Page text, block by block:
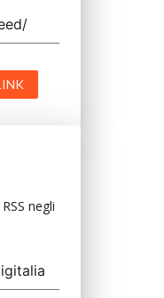
negli